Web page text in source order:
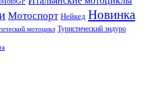
Мотоспорт Нейкед Новинка
мотоцикл Туристический эндуро